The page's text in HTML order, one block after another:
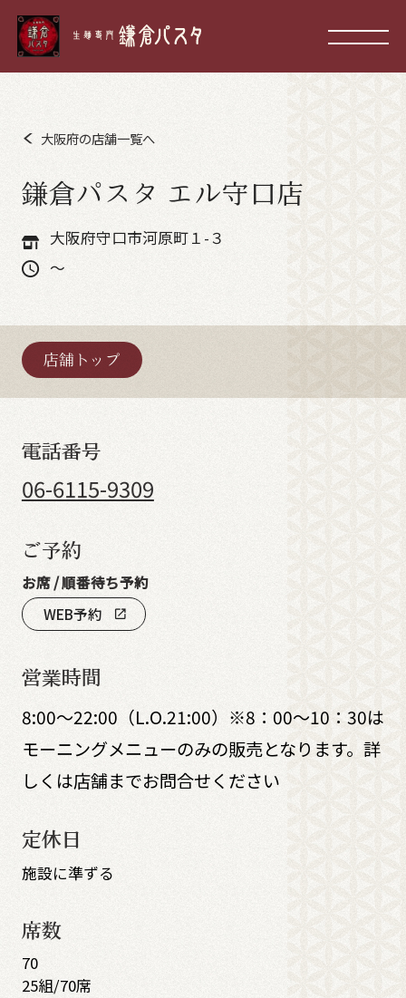
大阪府の店舗一覧へ
鎌倉パスタ エル守口店
大阪府守口市河原町１-３
～
店舗トップ
電話番号
06-6115-9309
ご予約
お席 / 順番待ち予約
WEB予約
open_in_new
営業時間
8:00～22:00（L.O.21:00）※8：00～10：30は
モーニングメニューのみの販売となります。詳
しくは店舗までお問合せください
定休日
施設に準ずる
席数
70
25組/70席